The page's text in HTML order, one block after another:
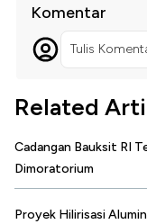
Komentar
Tulis
Related
Cadangan Bauksit RI
Dimoratorium
Proyek Hilirisasi